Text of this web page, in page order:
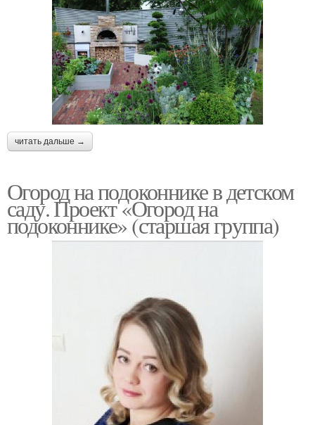
читать дальше →
Огород на подоконнике в детском
саду. Проект «Огород на
подоконнике» (старшая группа)